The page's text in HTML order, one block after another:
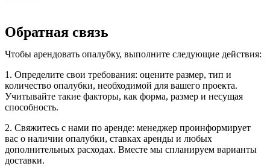
Обратная связь
Чтобы арендовать опалубку, выполните следующие действия:
1. Определите свои требования: оцените размер, тип и
количество опалубки, необходимой для вашего проекта.
Учитывайте такие факторы, как форма, размер и несущая
способность.
2. Свяжитесь с нами по аренде: менеджер проинформирует
вас о наличии опалубки, ставках аренды и любых
дополнительных расходах. Вместе мы спланируем варианты
доставки.